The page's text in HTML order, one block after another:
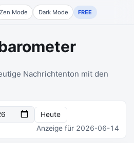
Zen Mode Dark Mode FREE
Nachrichtenton mit den
Heute
Anzeige für 2026-06-14